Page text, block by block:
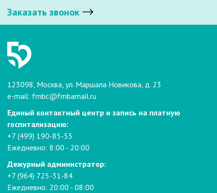
Заказать звонок
123098, Москва, ул. Маршала Новикова, д. 23
e-mail: fmbc@fmbamail.ru
Единый контактный центр и запись на платную
госпитализацию:
+7 (499) 190-85-55
Ежедневно: 8:00 - 20:00
Дежурный администратор:
+7 (964) 725-31-84
Ежедневно: 20:00 - 08:00